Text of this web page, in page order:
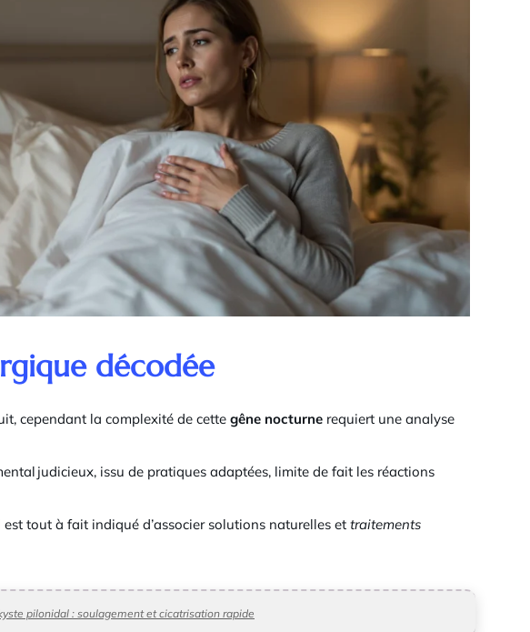
décodée
cependant la complexité de cette gêne nocturne requiert une analyse
judicieux, issu de pratiques adaptées, limite de fait les réactions
tout à fait indiqué d’associer solutions naturelles et traitements
pilonidal : soulagement et cicatrisation rapide